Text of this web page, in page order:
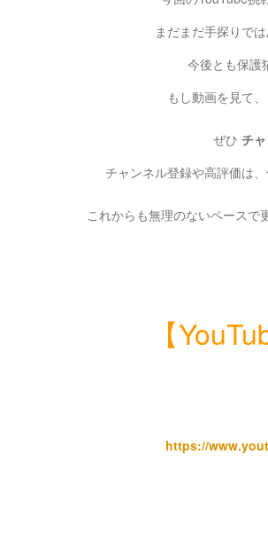
まだまだ手探りで
今後とも保護
もし動画を見て
ぜひ チ
チャンネル登録や高評価は
これからも無理のないペースで
【
https://